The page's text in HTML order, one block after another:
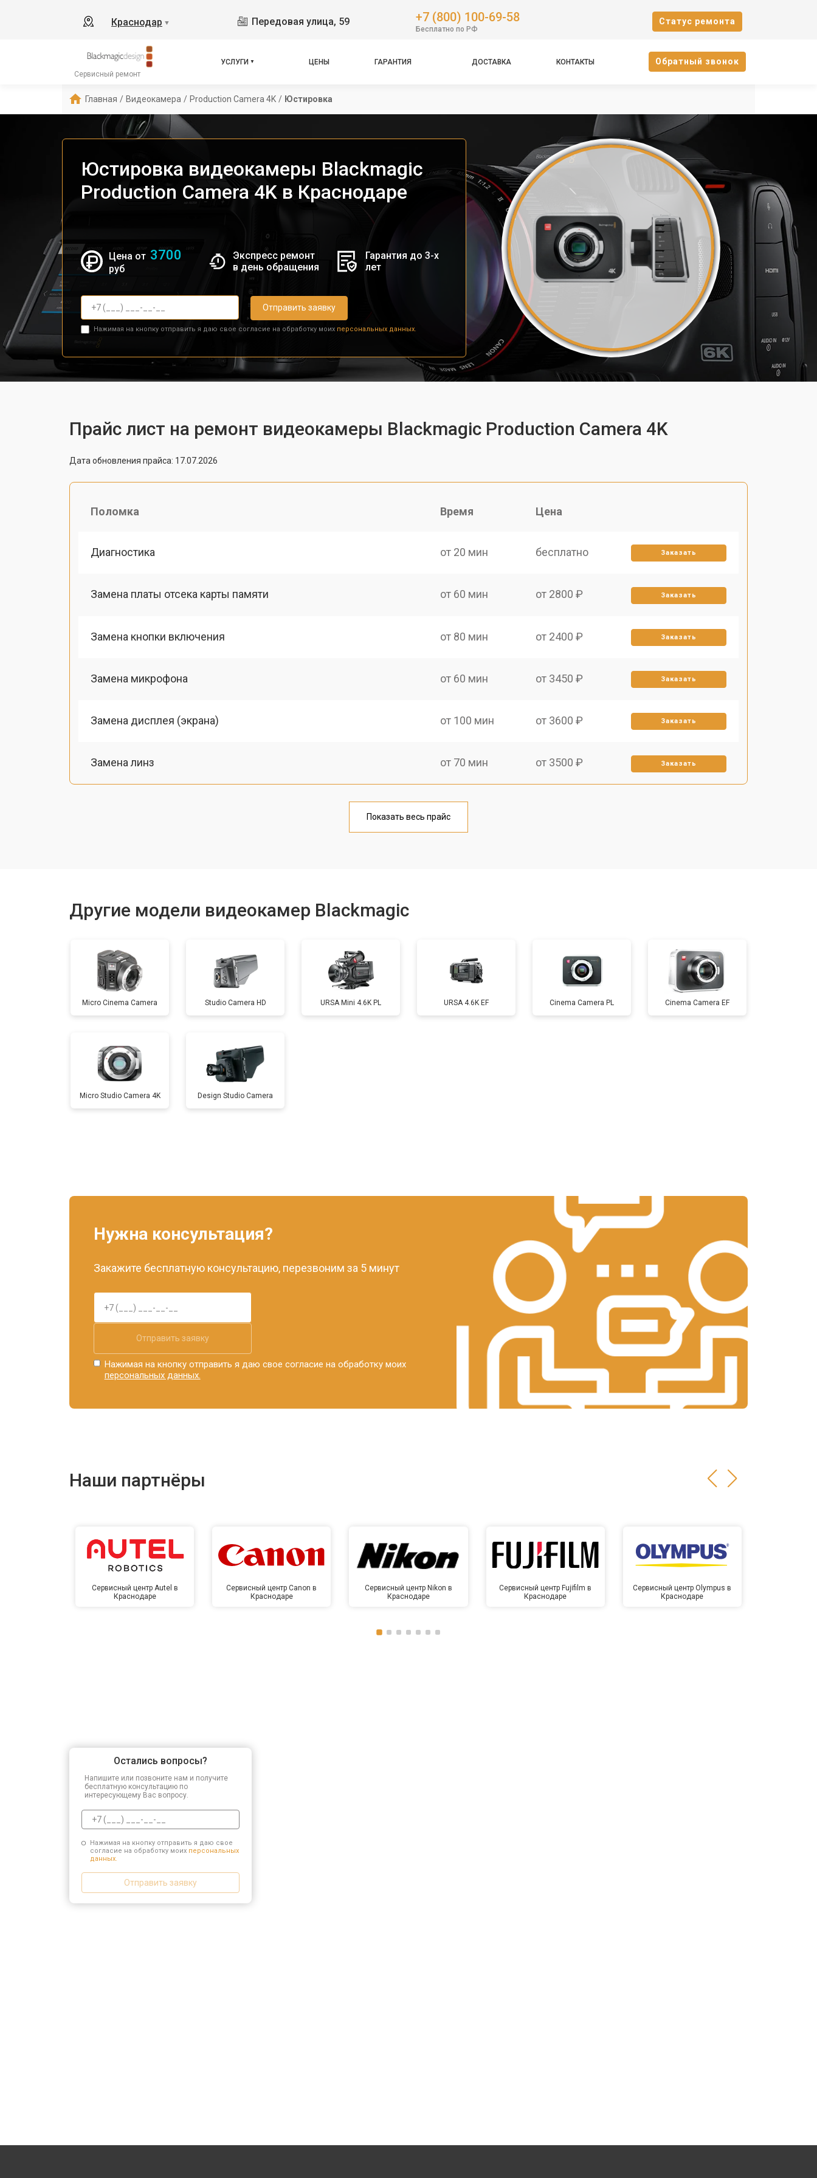
Краснодар ▼ Передовая улица, 59 +7 (800) 100-69-58
Бесплатно по РФ
Cтатус ремонта
Сервисный ремонт
УСЛУГИ ЦЕНЫ ГАРАНТИЯ ДОСТАВКА КОНТАКТЫ Oбратный звонок
Главная / Видеокамера / Production Camera 4K / Юстировка
Юстировка видеокамеры Blackmagic
Production Camera 4K в Краснодаре
Цена от 3700
руб
Экспресс ремонт
в день обращения
Гарантия до 3-х
лет
Отправить заявку
Нажимая на кнопку отправить я даю свое согласие на обработку моих персональных данных.
Прайс лист на ремонт видеокамеры Blackmagic Production Camera 4K
Дата обновления прайса: 17.07.2026
Поломка Время Цена
Диагностика от 20 мин бесплатно Заказать
Замена платы отсека карты памяти от 60 мин от 2800 ₽ Заказать
Замена кнопки включения от 80 мин от 2400 ₽ Заказать
Замена микрофона от 60 мин от 3450 ₽ Заказать
Замена дисплея (экрана) от 100 мин от 3600 ₽ Заказать
Замена линз от 70 мин от 3500 ₽ Заказать
от 70 мин
Замена/ремонт стабилизатора от 80 мин от 4500 ₽ Заказать
Ремонт объектива от 130 мин от 5000 ₽ Заказать
Показать весь прайс
Другие модели видеокамер Blackmagic
Micro Cinema Camera Studio Camera HD URSA Mini 4.6K PL URSA 4.6K EF Cinema Camera PL Cinema Camera EF
Micro Studio Camera 4K Design Studio Camera
Нужна консультация?
Закажите бесплатную консультацию, перезвоним за 5 минут
Отправить заявку
Нажимая на кнопку отправить я даю свое согласие на обработку моих
персональных данных.
Наши партнёры
Сервисный центр Autel в
Краснодаре
Сервисный центр Canon в
Краснодаре
Сервисный центр Nikon в
Краснодаре
Сервисный центр Fujifilm в
Краснодаре
Сервисный центр Olympus в
Краснодаре
Остались вопросы?
Напишите или позвоните нам и получите
бесплатную консультацию по
интересующему Вас вопросу.
Нажимая на кнопку отправить я даю свое
согласие на обработку моих персональных
данных.
Отправить заявку